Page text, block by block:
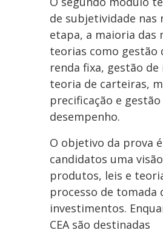
de subjetividade nas
etapa, a maioria das
teorias como gestão
renda fixa, gestão de
teoria de carteiras,
precificação e
desempenho.
O objetivo da prova
candidatos uma
produtos, leis e
processo de tomada
investimentos.
CEA são destinadas